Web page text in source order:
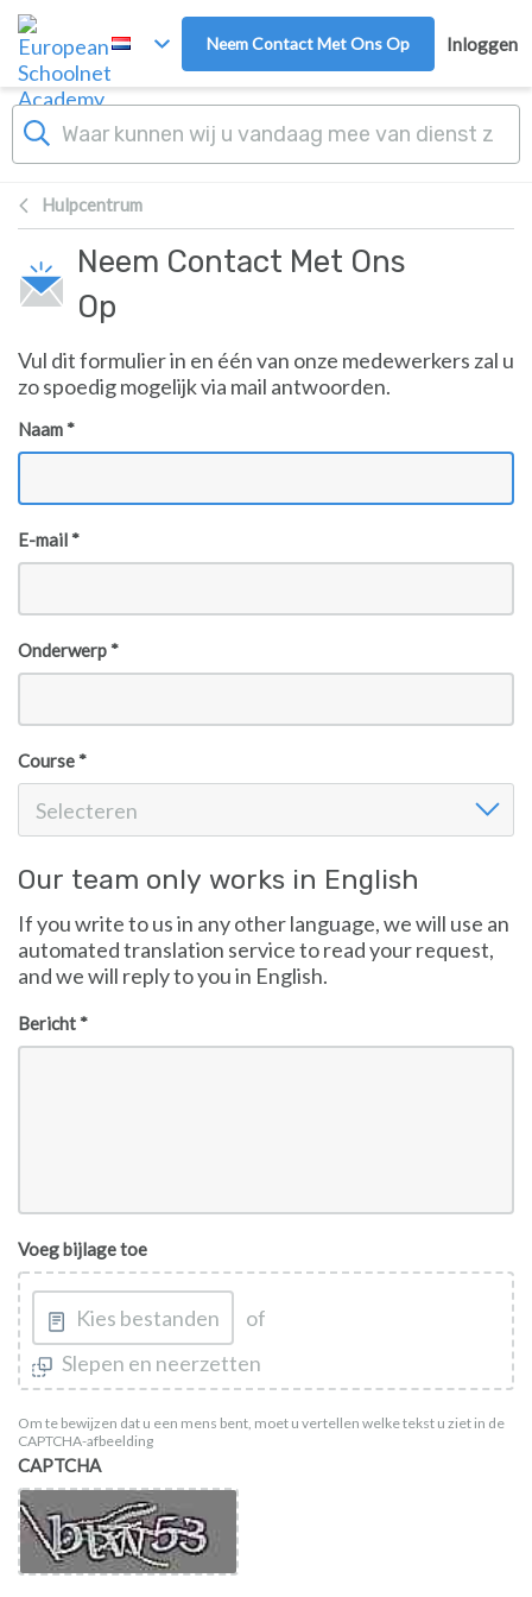
Overslaan naar hoofdinhoud
Neem Contact Met Ons Op Inloggen
Hulpcentrum
Neem Contact Met Ons
Op
Vul dit formulier in en één van onze medewerkers zal u
zo spoedig mogelijk via mail antwoorden.
Naam *
E-mail *
Onderwerp *
Course *
Selecteren
Our team only works in English
If you write to us in any other language, we will use an
automated translation service to read your request,
and we will reply to you in English.
Bericht *
Voeg bijlage toe
Kies bestanden
of
Slepen en neerzetten
Om te bewijzen dat u een mens bent, moet u vertellen welke tekst u ziet in de
CAPTCHA-afbeelding
CAPTCHA